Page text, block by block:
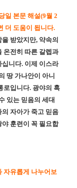
일 본문 해설(9월2
더 도움이 됩니다.
을 받았지만, 약속의
온전히 따른 갈렙과
십니다. 이제 이스라
땅 가나안이 아니
로입니다. 광야의 혹
있는 믿음의 세대
의 자아가 죽고 믿음
훈련이 꼭 필요합
자유롭게 나누어보